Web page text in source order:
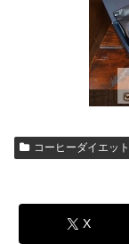
コーヒーダイエット
X